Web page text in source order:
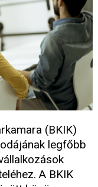
(BKIK)
legfőbb
A BKIK